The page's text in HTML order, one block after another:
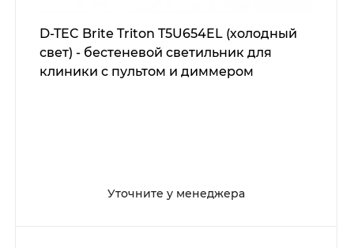
D-TEC Brite Triton T5U654EL (холодный
свет) - бестеневой светильник для
клиники с пультом и диммером
Уточните у менеджера